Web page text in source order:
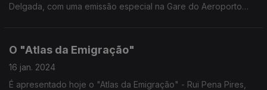
Delgada, com uma emissão especial na Gare do Aeroporto
O "Atlas da Emigração"
16 jan. 2024
É apresentado hoje o "Atlas da Emigração" - Rui Pena Pires,